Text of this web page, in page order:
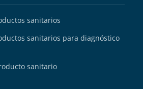
sanitarios
sanitarios para diagnóstico
sanitario